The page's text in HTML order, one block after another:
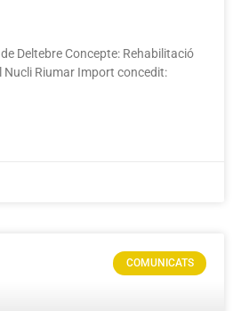
Deltebre Concepte: Rehabilitació
Nucli Riumar Import concedit:
COMUNICATS